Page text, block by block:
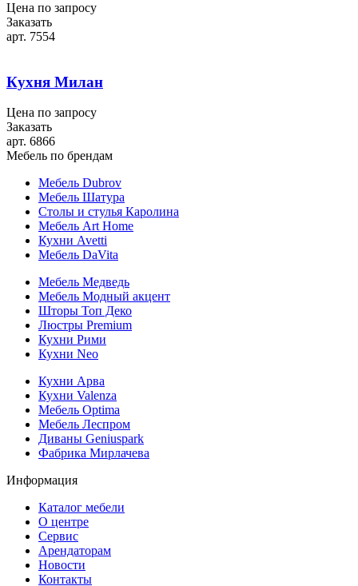
Цена по запросу
Заказать
арт. 7554
Кухня Милан
Цена по запросу
Заказать
арт. 6866
Мебель по брендам
Мебель Dubrov
Мебель Шатура
Столы и стулья Каролина
Мебель Art Home
Кухни Avetti
Мебель DaVita
Мебель Медведь
Мебель Модный акцент
Шторы Топ Деко
Люстры Premium
Кухни Рими
Кухни Neo
Кухни Арва
Кухни Valenza
Мебель Optima
Мебель Леспром
Диваны Geniuspark
Фабрика Мирлачева
Информация
Каталог мебели
О центре
Сервис
Арендаторам
Новости
Контакты